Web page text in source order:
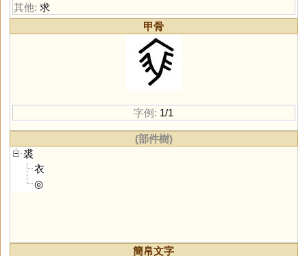
其他: 求
甲骨
字例: 1/1
(部件樹)
裘
衣
◎
簡帛文字